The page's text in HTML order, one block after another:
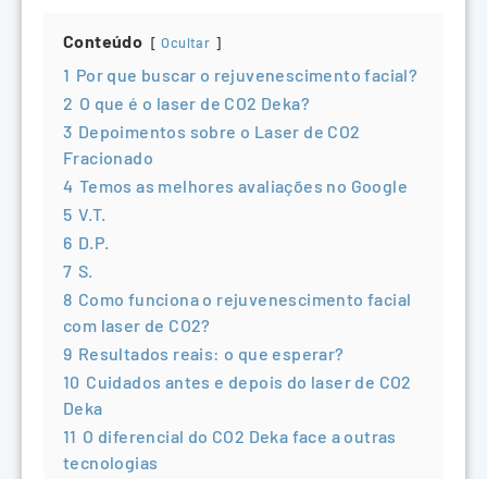
Conteúdo Ocultar
1 Por que buscar o rejuvenescimento facial?
2 O que é o laser de CO2 Deka?
3 Depoimentos sobre o Laser de CO2
Fracionado
4 Temos as melhores avaliações no Google
5 V.T.
6 D.P.
7 S.
8 Como funciona o rejuvenescimento facial
com laser de CO2?
9 Resultados reais: o que esperar?
10 Cuidados antes e depois do laser de CO2
Deka
11 O diferencial do CO2 Deka face a outras
tecnologias